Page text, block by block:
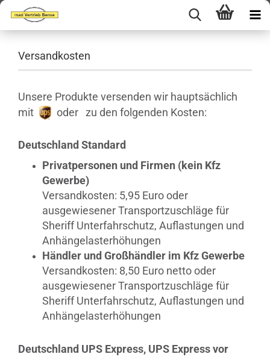
Versandkosten
Unsere Produkte versenden wir hauptsächlich
mit
oder zu den folgenden Kosten:
Deutschland Standard
Privatpersonen und Firmen (kein Kfz
Gewerbe)
Versandkosten: 5,95 Euro oder
ausgewiesener Transportzuschläge für
Sheriff Unterfahrschutz, Auflastungen und
Anhängelasterhöhungen
Händler und Großhändler im Kfz Gewerbe
Versandkosten: 8,50 Euro netto oder
ausgewiesener Transportzuschläge für
Sheriff Unterfahrschutz, Auflastungen und
Anhängelasterhöhungen
Deutschland UPS Express, UPS Express vor